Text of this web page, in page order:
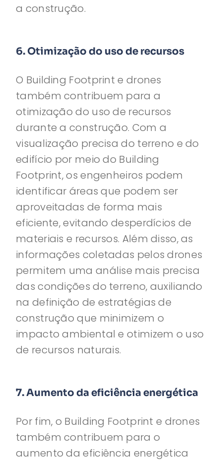
a construção.
6. Otimização do uso de recursos
O Building Footprint e drones
também contribuem para a
otimização do uso de recursos
durante a construção. Com a
visualização precisa do terreno e do
edifício por meio do Building
Footprint, os engenheiros podem
identificar áreas que podem ser
aproveitadas de forma mais
eficiente, evitando desperdícios de
materiais e recursos. Além disso, as
informações coletadas pelos drones
permitem uma análise mais precisa
das condições do terreno, auxiliando
na definição de estratégias de
construção que minimizem o
impacto ambiental e otimizem o uso
de recursos naturais.
7. Aumento da eficiência energética
Por fim, o Building Footprint e drones
também contribuem para o
aumento da eficiência energética